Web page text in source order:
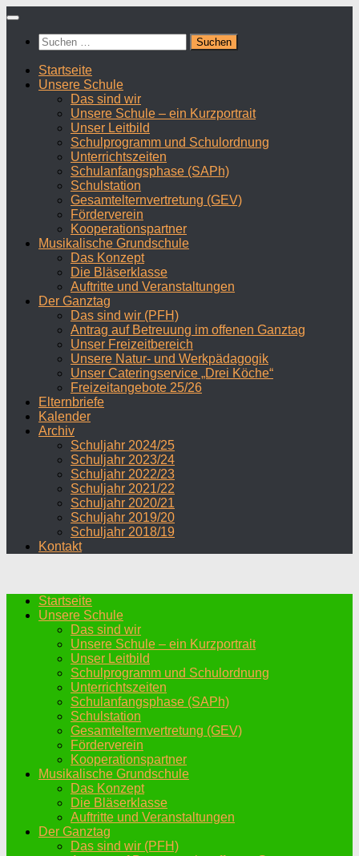
Zum
springenSuchen
nach:
Startseite
Unsere Schule
Das sind wir
Unsere Schule – ein Kurzportrait
Unser Leitbild
Schulprogramm und Schulordnung
Unterrichtszeiten
Schulanfangsphase (SAPh)
Schulstation
Gesamtelternvertretung (GEV)
Förderverein
Kooperationspartner
Musikalische Grundschule
Das Konzept
Die Bläserklasse
Auftritte und Veranstaltungen
Der Ganztag
Das sind wir (PFH)
Antrag auf Betreuung im offenen Ganztag
Unser Freizeitbereich
Unsere Natur- und Werkpädagogik
Unser Cateringservice „Drei Köche“
Freizeitangebote 25/26
Elternbriefe
Kalender
Archiv
Schuljahr 2024/25
Schuljahr 2023/24
Schuljahr 2022/23
Schuljahr 2021/22
Schuljahr 2020/21
Schuljahr 2019/20
Schuljahr 2018/19
Kontakt
Startseite
Unsere Schule
Das sind wir
Unsere Schule – ein Kurzportrait
Unser Leitbild
Schulprogramm und Schulordnung
Unterrichtszeiten
Schulanfangsphase (SAPh)
Schulstation
Gesamtelternvertretung (GEV)
Förderverein
Kooperationspartner
Musikalische Grundschule
Das Konzept
Die Bläserklasse
Auftritte und Veranstaltungen
Der Ganztag
Das sind wir (PFH)